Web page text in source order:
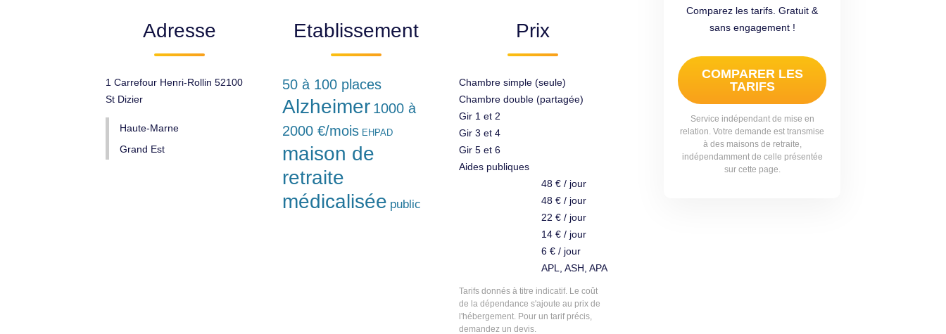
Comparez les tarifs. Gratuit &
sans engagement !
COMPARER LES
TARIFS
Service indépendant de mise en
relation. Votre demande est transmise
à des maisons de retraite,
indépendamment de celle présentée
sur cette page.
Adresse
1 Carrefour Henri-Rollin 52100
St Dizier
Haute-Marne
Grand Est
Etablissement
50 à 100 places
Alzheimer 1000 à
2000 €/mois EHPAD
maison de
retraite
médicalisée public
Prix
Chambre simple (seule)
Chambre double (partagée)
Gir 1 et 2
Gir 3 et 4
Gir 5 et 6
Aides publiques
48 € / jour
48 € / jour
22 € / jour
14 € / jour
6 € / jour
APL, ASH, APA
Tarifs donnés à titre indicatif. Le coût
de la dépendance s'ajoute au prix de
l'hébergement. Pour un tarif précis,
demandez un devis.